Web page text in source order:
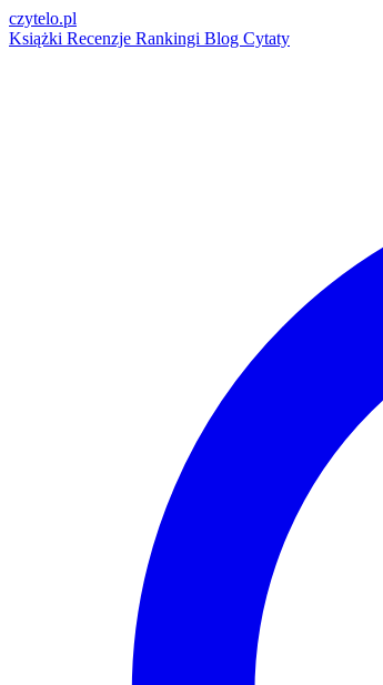
czytelo.pl
Książki Recenzje Rankingi Blog Cytaty